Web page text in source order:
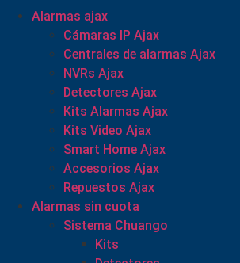
Alarmas ajax
Cámaras IP Ajax
Centrales de alarmas Ajax
NVRs Ajax
Detectores Ajax
Kits Alarmas Ajax
Kits Video Ajax
Smart Home Ajax
Accesorios Ajax
Repuestos Ajax
Alarmas sin cuota
Sistema Chuango
Kits